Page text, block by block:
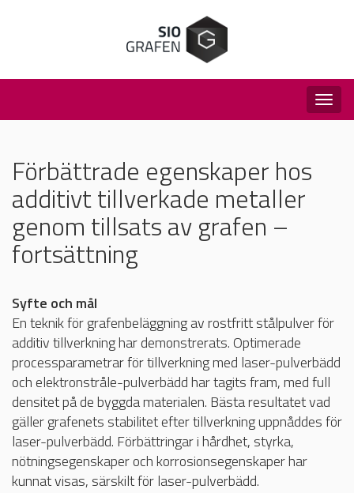
Förbättrade egenskaper hos
additivt tillverkade metaller
genom tillsats av grafen –
fortsättning
Syfte och mål
En teknik för grafenbeläggning av rostfritt stålpulver för
additiv tillverkning har demonstrerats. Optimerade
processparametrar för tillverkning med laser-pulverbädd
och elektronstråle-pulverbädd har tagits fram, med full
densitet på de byggda materialen. Bästa resultatet vad
gäller grafenets stabilitet efter tillverkning uppnåddes för
laser-pulverbädd. Förbättringar i hårdhet, styrka,
nötningsegenskaper och korrosionsegenskaper har
kunnat visas, särskilt för laser-pulverbädd.